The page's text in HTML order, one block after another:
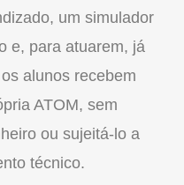
um simulador
e, para atuarem, já
alunos recebem
ATOM, sem
ou sujeitá-lo a
técnico.